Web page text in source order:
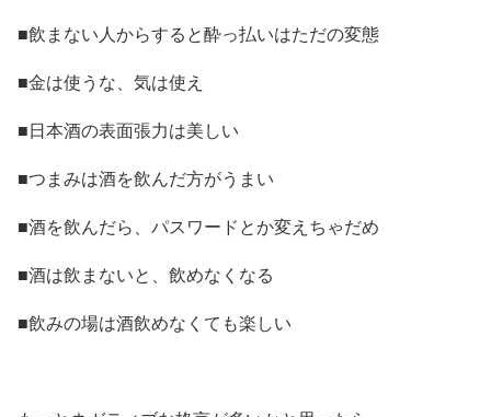
■飲まない人からすると酔っ払いはただの変態
■金は使うな、気は使え
■日本酒の表面張力は美しい
■つまみは酒を飲んだ方がうまい
■酒を飲んだら、パスワードとか変えちゃだめ
■酒は飲まないと、飲めなくなる
■飲みの場は酒飲めなくても楽しい